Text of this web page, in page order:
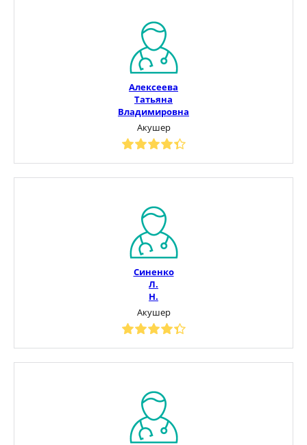
Алексеева
Татьяна
Владимировна
Акушер
Синенко
Л.
Н.
Акушер